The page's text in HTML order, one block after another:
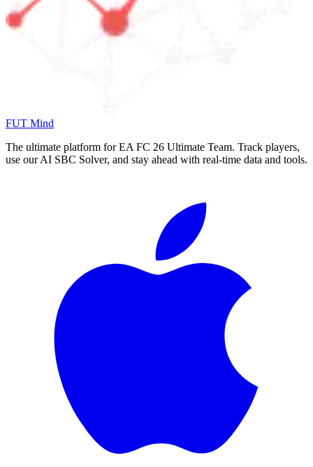
FUT Mind
The ultimate platform for EA FC 26 Ultimate Team. Track players,
use our AI SBC Solver, and stay ahead with real-time data and tools.